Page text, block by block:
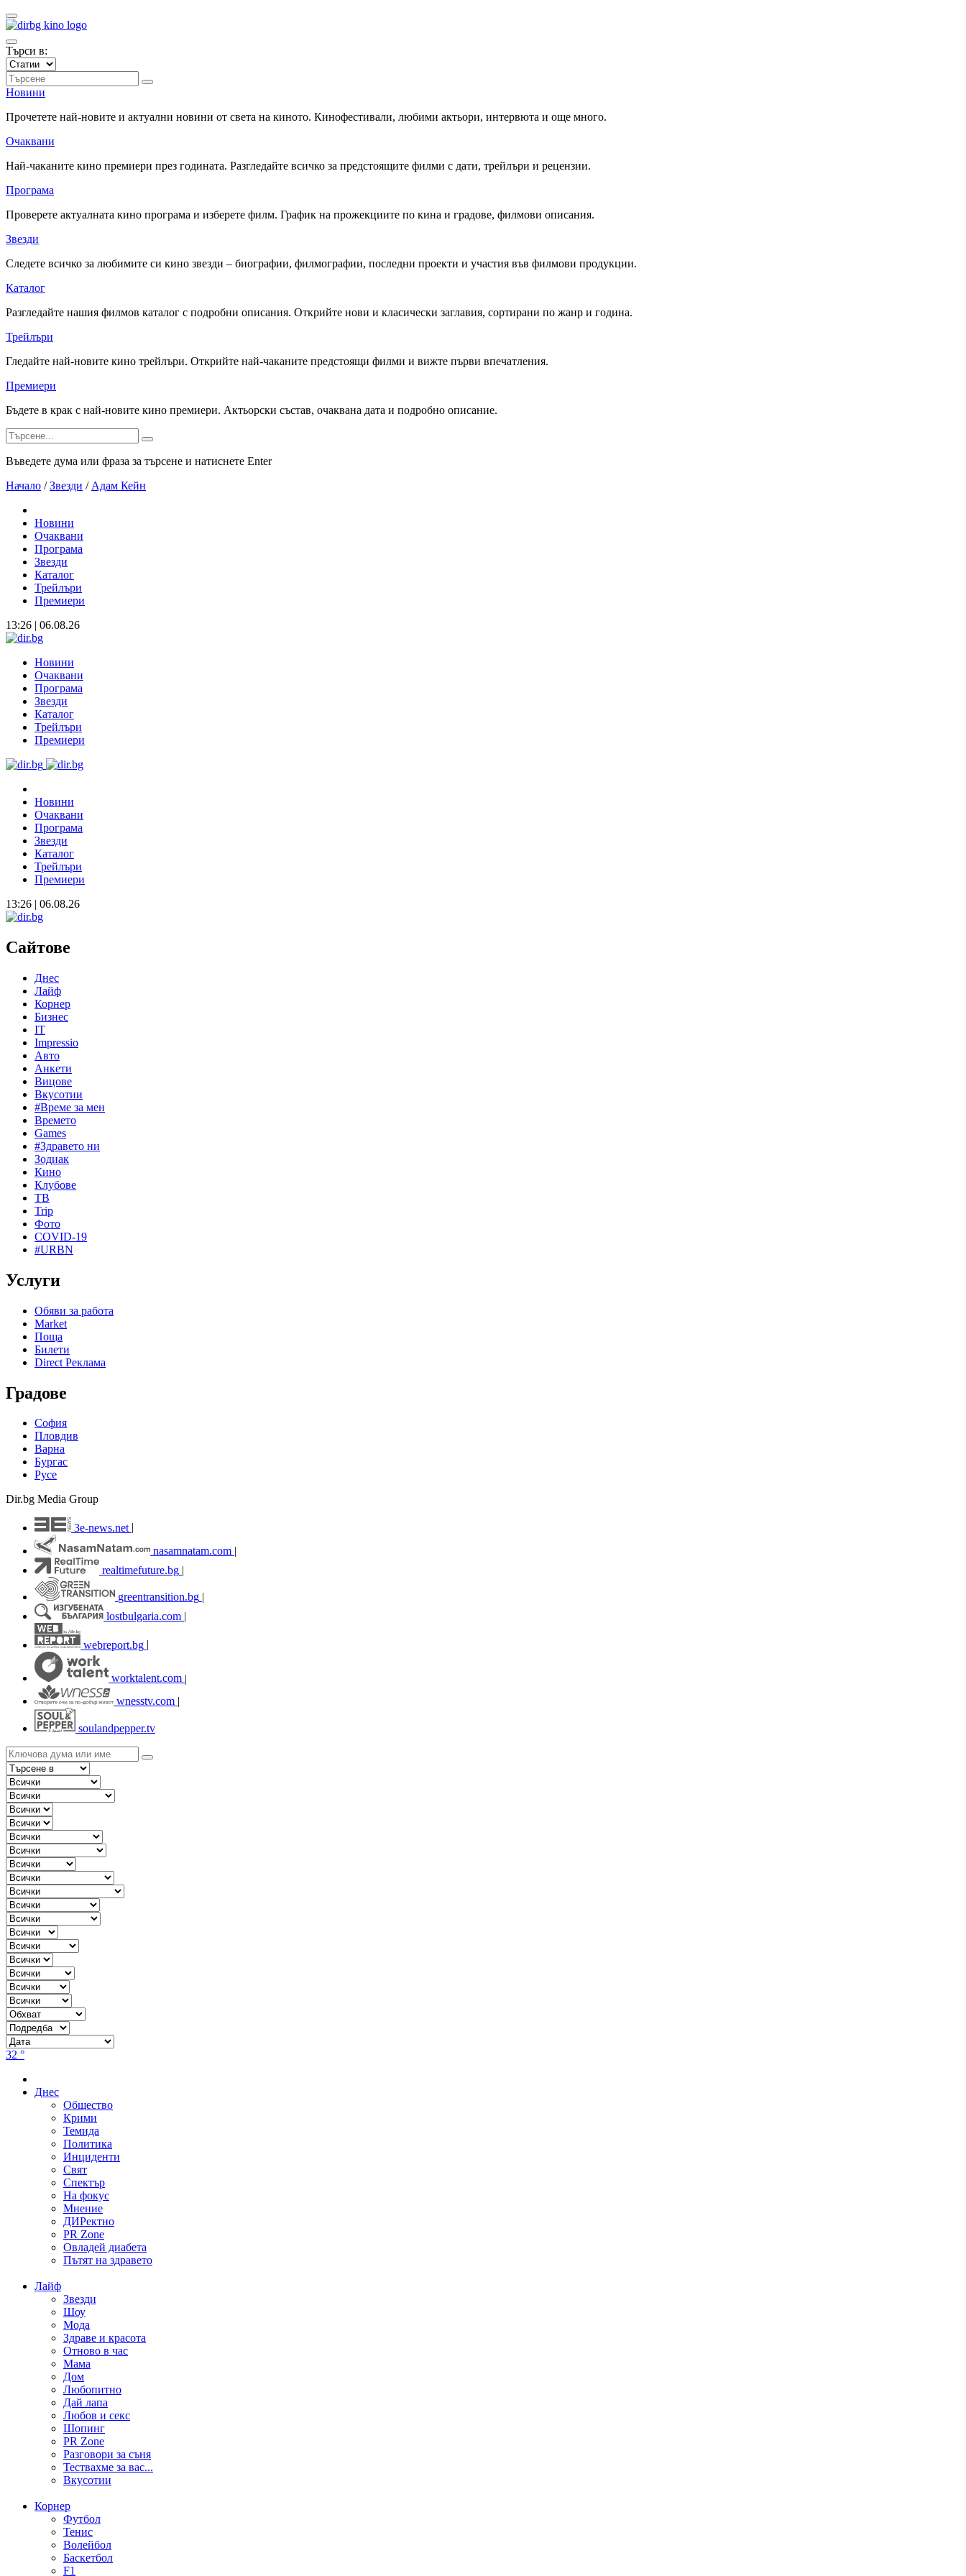
Търси в:
Новини
Прочетете най-новите и актуални новини от света на киното. Кинофестивали, любими актьори, интервюта и още много.
Очаквани
Най-чаканите кино премиери през годината. Разгледайте всичко за предстоящите филми с дати, трейлъри и рецензии.
Програма
Проверете актуалната кино програма и изберете филм. График на прожекциите по кина и градове, филмови описания.
Звезди
Следете всичко за любимите си кино звезди – биографии, филмографии, последни проекти и участия във филмови продукции.
Каталог
Разгледайте нашия филмов каталог с подробни описания. Открийте нови и класически заглавия, сортирани по жанр и година.
Трейлъри
Гледайте най-новите кино трейлъри. Открийте най-чаканите предстоящи филми и вижте първи впечатления.
Премиери
Бъдете в крак с най-новите кино премиери. Актьорски състав, очаквана дата и подробно описание.
Въведете дума или фраза за търсене и натиснете Enter
Начало / Звезди / Адам Кейн
Новини
Очаквани
Програма
Звезди
Каталог
Трейлъри
Премиери
13:26 | 06.08.26
Новини
Очаквани
Програма
Звезди
Каталог
Трейлъри
Премиери
Новини
Очаквани
Програма
Звезди
Каталог
Трейлъри
Премиери
13:26 | 06.08.26
Сайтове
Днес
Лайф
Корнер
Бизнес
IT
Impressio
Авто
Анкети
Вицове
Вкусотии
#Време за мен
Времето
Games
#Здравето ни
Зодиак
Кино
Клубове
ТВ
Trip
Фото
COVID-19
#URBN
Услуги
Обяви за работа
Market
Поща
Билети
Direct Реклама
Градове
София
Пловдив
Варна
Бургас
Русе
Dir.bg Media Group
3e-news.net
nasamnatam.com |
realtimefuture.bg |
greentransition.bg |
lostbulgaria.com |
webreport.bg
worktalent.com |
wnesstv.com |
soulandpepper.tv
32 °
Днес
Общество
Крими
Темида
Политика
Инциденти
Свят
Спектър
На фокус
Мнение
ДИРектно
PR Zone
Овладей диабета
Пътят на здравето
Лайф
Звезди
Шоу
Мода
Здраве и красота
Отново в час
Мама
Дом
Любопитно
Дай лапа
Любов и секс
Шопинг
PR Zone
Разговори за съня
Тествахме за вас...
Вкусотии
Корнер
Футбол
Тенис
Волейбол
Баскетбол
F1